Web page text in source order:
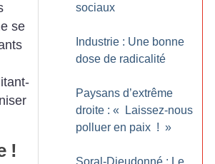
se
!
sociaux
Industrie : Une bonne
dose de radicalité
Paysans d’extrême
droite : «
Laissez-nous
polluer en paix ! »
Soral-Dieudonné : Le